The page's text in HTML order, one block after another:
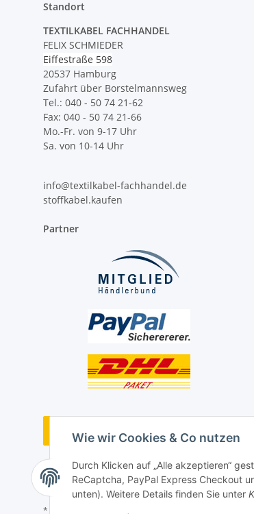
Wie wir Cookies & Co nutzen
Durch Klicken auf „Alle akzeptieren“
ReCaptcha, PayPal Express Checkout
unten). Weitere Details finden Sie unter
Standort
TEXTILKABEL FACHHANDEL
FELIX SCHMIEDER
Eiffestraße 598
20537 Hamburg
Zufahrt über Borstelmannsweg
Tel.: 040 - 50 74 21-62
Fax: 040 - 50 74 21-66
Mo.-Fr. von 9-17 Uhr
Sa. von 10-14 Uhr
info@textilkabel-fachhandel.de
stoffkabel.kaufen
Partner
Vertrag widerrufen
* Alle Preise inkl. gesetzlicher USt., ** siehe